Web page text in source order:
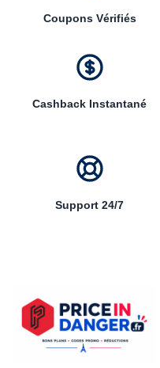
Coupons Vérifiés
Cashback Instantané
Support 24/7